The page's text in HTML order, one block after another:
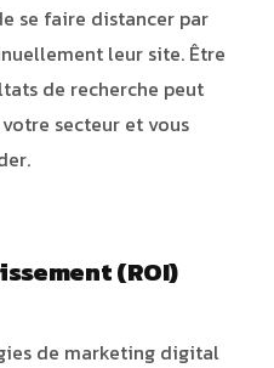
se faire distancer par
leur site. Être
de recherche peut
secteur et vous
(ROI)
de marketing digital